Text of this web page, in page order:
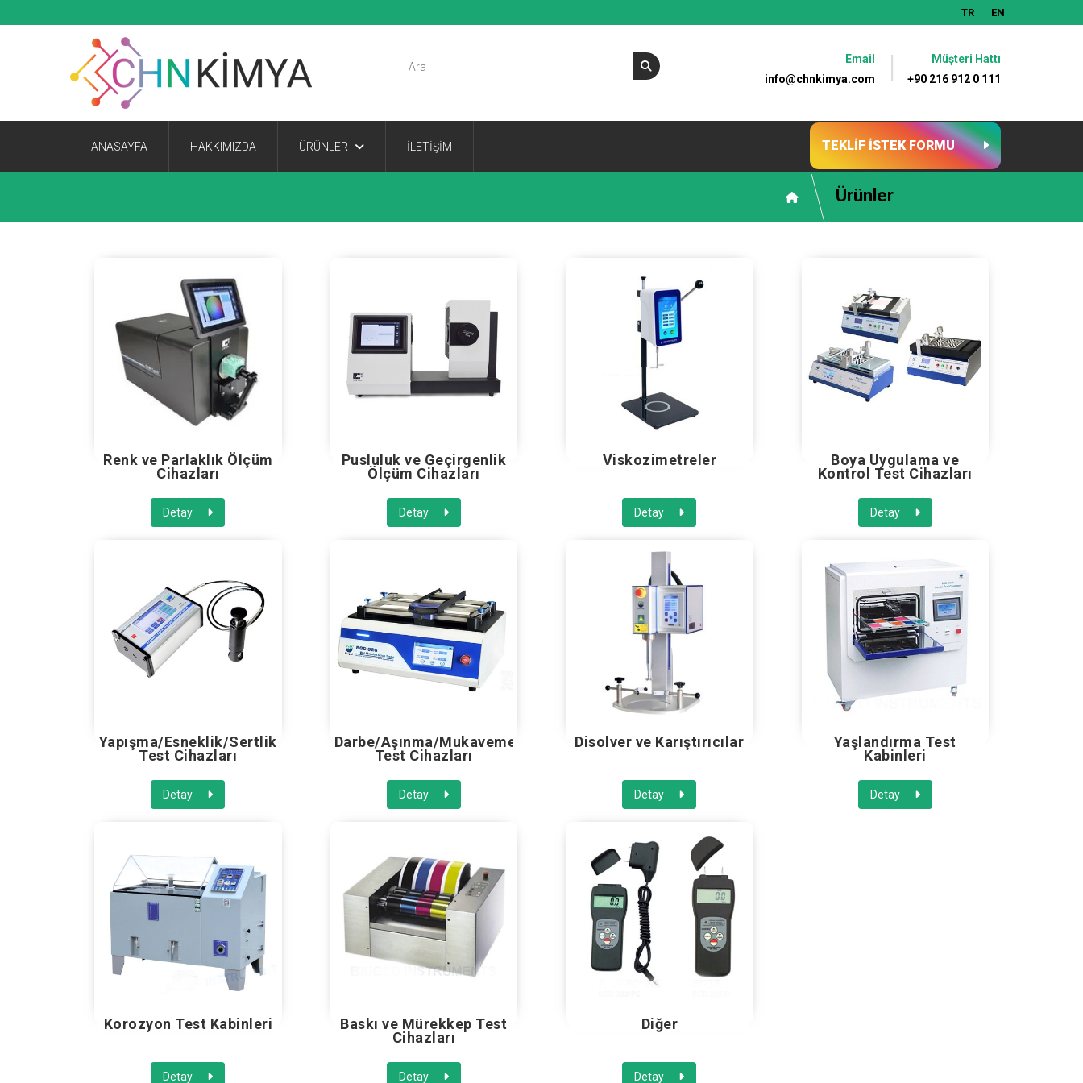
TR EN
Müşteri Hattı
+90 216 912 0 111
Email
info@chnkimya.com
ANASAYFA HAKKIMIZDA ÜRÜNLER İLETİŞİM TEKLİF İSTEK FORMU
Ürünler
Renk ve Parlaklık Ölçüm
Cihazları
Detay
Pusluluk ve Geçirgenlik
Ölçüm Cihazları
Detay
Viskozimetreler
Detay
Boya Uygulama ve
Kontrol Test Cihazları
Detay
Yapışma/Esneklik/Sertlik
Test Cihazları
Detay
Darbe/Aşınma/Mukavemet
Test Cihazları
Detay
Disolver ve Karıştırıcılar
Detay
Yaşlandırma Test
Kabinleri
Detay
Korozyon Test Kabinleri
Detay
Baskı ve Mürekkep Test
Cihazları
Detay
Diğer
Detay